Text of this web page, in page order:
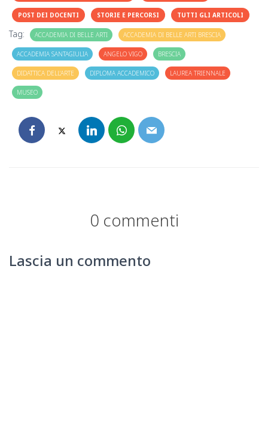
POST DEI DOCENTI STORIE E PERCORSI TUTTI GLI ARTICOLI
Tag: ACCADEMIA DI BELLE ARTI ACCADEMIA DI BELLE ARTI BRESCIA
ACCADEMIA SANTAGIULIA ANGELO VIGO BRESCIA
DIDATTICA DELL'ARTE DIPLOMA ACCADEMICO LAUREA TRIENNALE
MUSEO
0 commenti
Lascia un commento